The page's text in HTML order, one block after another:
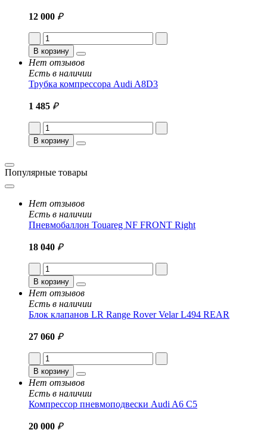
12 000 ₽
В корзину
Нет отзывов
Есть в наличии
Трубка компрессора Audi A8D3
1 485 ₽
В корзину
Популярные товары
Нет отзывов
Есть в наличии
Пневмобаллон Touareg NF FRONT Right
18 040 ₽
В корзину
Нет отзывов
Есть в наличии
Блок клапанов LR Range Rover Velar L494 REAR
27 060 ₽
В корзину
Нет отзывов
Есть в наличии
Компрессор пневмоподвески Audi A6 C5
20 000 ₽